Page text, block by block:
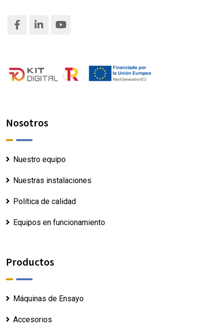
Nosotros
Nuestro equipo
Nuestras instalaciones
Política de calidad
Equipos en funcionamiento
Productos
Máquinas de Ensayo
Accesorios